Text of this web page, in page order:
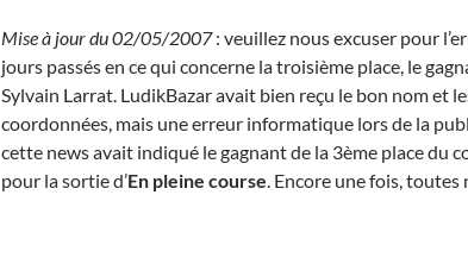
Mise à jour du 02/05/2007: veuillez nous excuser pour
jours passés en ce qui concerne la troisième place, le
Sylvain Larrat. LudikBazar avait bien reçu le bon nom et
coordonnées, mais une erreur informatique lors de la
cette news avait indiqué le gagnant de la 3ème place du
pour la sortie d’En pleine course. Encore une fois, toutes